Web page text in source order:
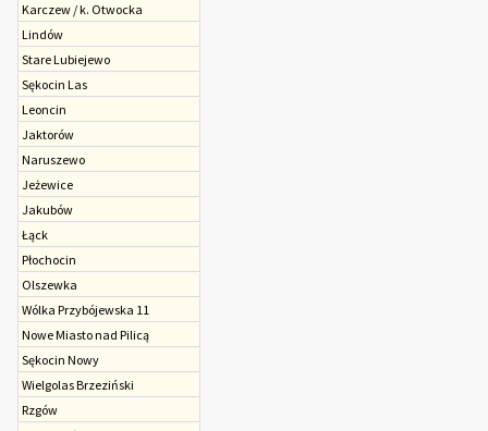
Karczew / k. Otwocka
Lindów
Stare Lubiejewo
Sękocin Las
Leoncin
Jaktorów
Naruszewo
Jeżewice
Jakubów
Łąck
Płochocin
Olszewka
Wólka Przybójewska 11
Nowe Miasto nad Pilicą
Sękocin Nowy
Wielgolas Brzeziński
Rzgów